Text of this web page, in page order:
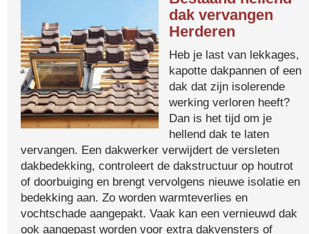
dak vervangen
Herderen
Heb je last van lekkages,
kapotte dakpannen of een
dak dat zijn isolerende
werking verloren heeft?
Dan is het tijd om je
hellend dak te laten
vervangen. Een dakwerker verwijdert de versleten
dakbedekking, controleert de dakstructuur op houtrot
of doorbuiging en brengt vervolgens nieuwe isolatie en
bedekking aan. Zo worden warmteverlies en
vochtschade aangepakt. Vaak kan een vernieuwd dak
ook aangepast worden voor extra dakvensters of